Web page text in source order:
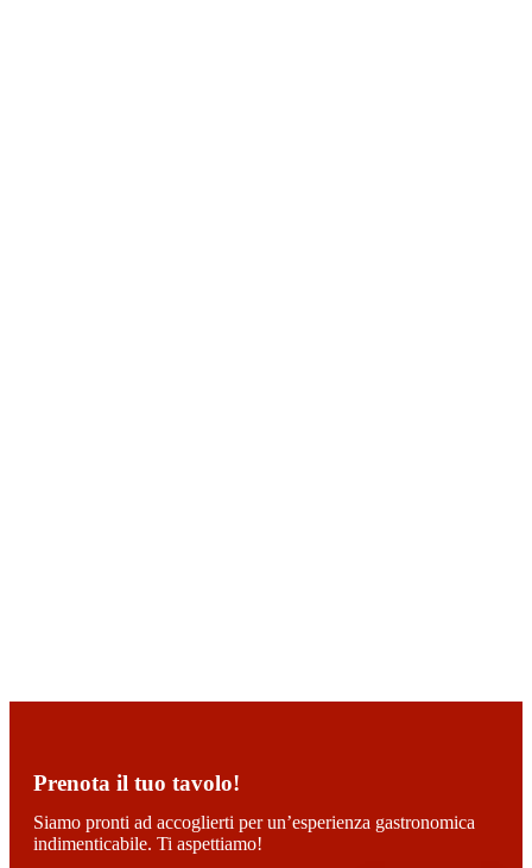
Prenota il tuo tavolo!
Siamo pronti ad accoglierti per un’esperienza gastronomica
indimenticabile. Ti aspettiamo!